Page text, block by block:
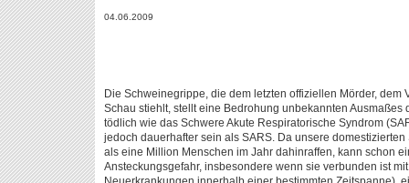
04.06.2009
Die Schweinegrippe, die dem letzten offiziellen Mörder, dem
Schau stiehlt, stellt eine Bedrohung unbekannten Ausmaßes
tödlich wie das Schwere Akute Respiratorische Syndrom
jedoch dauerhafter sein als SARS. Da unsere
als eine Million Menschen im Jahr dahinraffen, kann schon
Ansteckungsgefahr, insbesondere wenn sie verbunden ist